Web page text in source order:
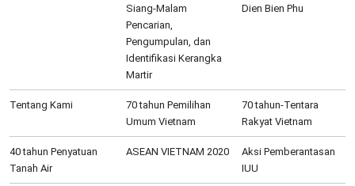
Siang-Malam
Pencarian,
Pengumpulan, dan
Identifikasi Kerangka
Martir
Dien Bien Phu
Tentang Kami
70 tahun Pemilihan
Umum Vietnam
70 tahun-Tentara
Rakyat Vietnam
40 tahun Penyatuan
Tanah Air
ASEAN VIETNAM 2020
Aksi Pemberantasan
IUU